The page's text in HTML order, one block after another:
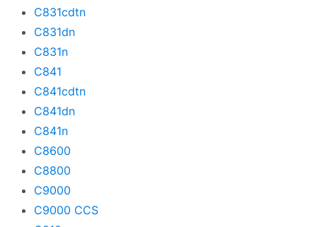
C831cdtn
C831dn
C831n
C841
C841cdtn
C841dn
C841n
C8600
C8800
C9000
C9000 CCS